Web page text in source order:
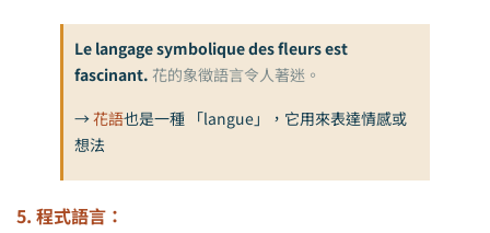
Le langage symbolique des fleurs est
fascinant. 花的象徵語言令人著迷。
→花語也是一種 「langue」，它用來表達情感或
想法
5. 程式語言：